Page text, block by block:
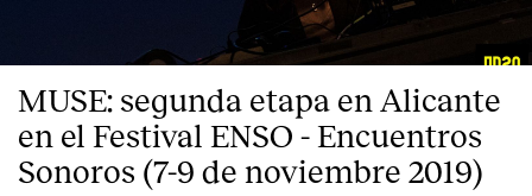
MUSE: segunda etapa en Alicante
en el Festival ENSO - Encuentros
Sonoros (7-9 de noviembre 2019)